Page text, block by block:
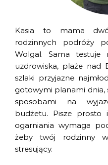
Kasia to mama
rodzinnych podróży
Wolgal. Sama testuje
uzdrowiska, plaże nad
szlaki przyjazne
gotowymi planami dnia,
sposobami na
budżetu. Pisze
ogarniania wymaga
żeby twój rodzinny
stresujący.